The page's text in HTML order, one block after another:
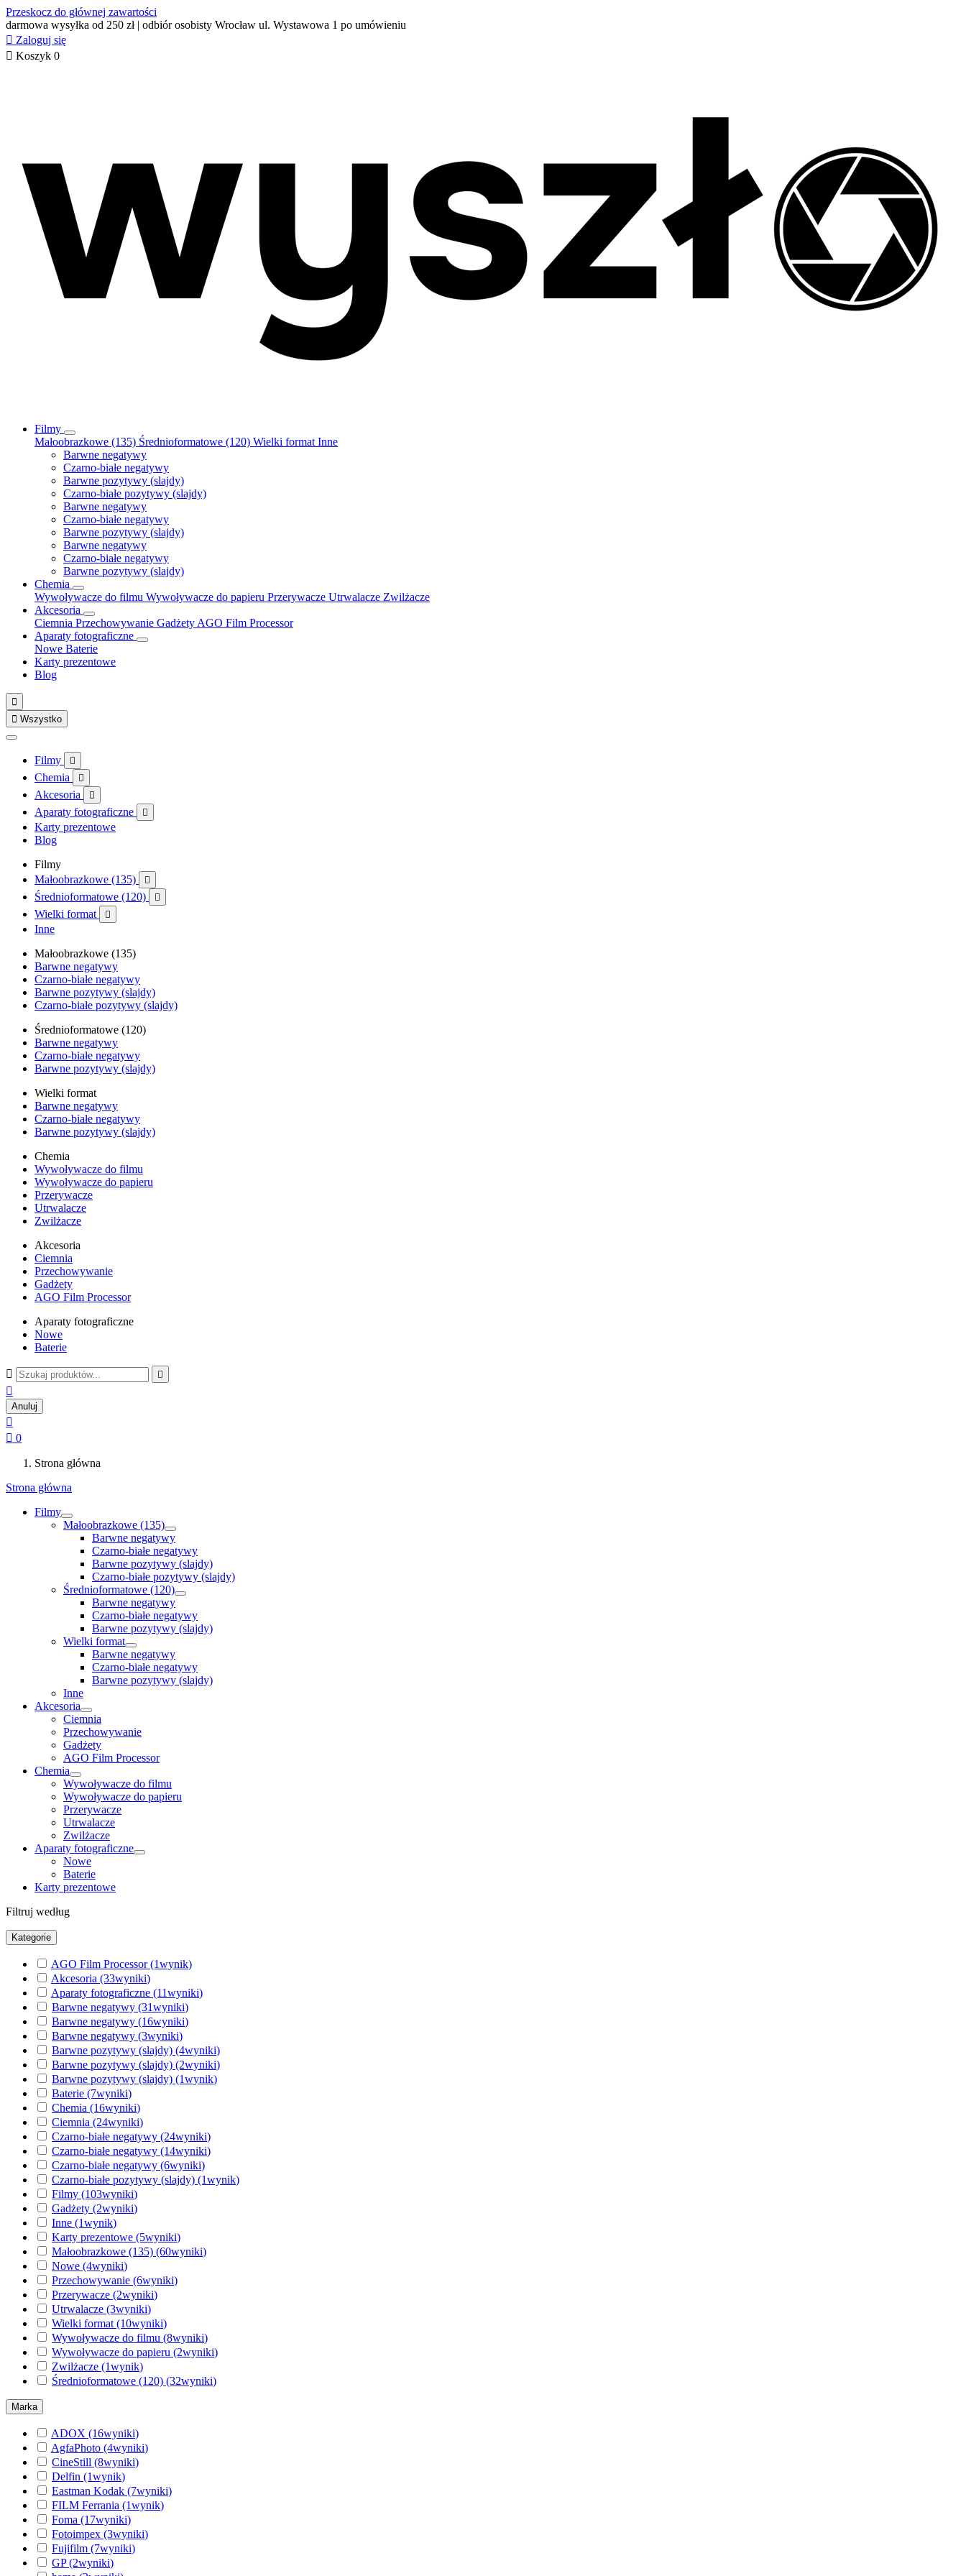
Przeskocz do głównej zawartości
darmowa wysyłka od 250 zł | odbiór osobisty Wrocław ul. Wystawowa 1 po umówieniu
 Zaloguj się
 Koszyk 0
Filmy
Małoobrazkowe (135) Średnioformatowe (120) Wielki format Inne
Barwne negatywy
Czarno-białe negatywy
Barwne pozytywy (slajdy)
Czarno-białe pozytywy (slajdy)
Barwne negatywy
Czarno-białe negatywy
Barwne pozytywy (slajdy)
Barwne negatywy
Czarno-białe negatywy
Barwne pozytywy (slajdy)
Chemia
Wywoływacze do filmu Wywoływacze do papieru Przerywacze Utrwalacze Zwilżacze
Akcesoria
Ciemnia Przechowywanie Gadżety AGO Film Processor
Aparaty fotograficzne
Nowe Baterie
Karty prezentowe
Blog

 Wszystko
Filmy 
Chemia 
Akcesoria 
Aparaty fotograficzne 
Karty prezentowe
Blog
Filmy
Małoobrazkowe (135)

Średnioformatowe (120) 
Wielki format 
Inne
Małoobrazkowe (135)
Barwne negatywy
Czarno-białe negatywy
Barwne pozytywy (slajdy)
Czarno-białe pozytywy (slajdy)
Średnioformatowe (120)
Barwne negatywy
Czarno-białe negatywy
Barwne pozytywy (slajdy)
Wielki format
Barwne negatywy
Czarno-białe negatywy
Barwne pozytywy (slajdy)
Chemia
Wywoływacze do filmu
Wywoływacze do papieru
Przerywacze
Utrwalacze
Zwilżacze
Akcesoria
Ciemnia
Przechowywanie
Gadżety
AGO Film Processor
Aparaty fotograficzne
Nowe
Baterie
 

Anuluj

 0
Strona główna
Strona główna
Filmy
Małoobrazkowe (135)
Barwne negatywy
Czarno-białe negatywy
Barwne pozytywy (slajdy)
Czarno-białe pozytywy (slajdy)
Średnioformatowe (120)
Barwne negatywy
Czarno-białe negatywy
Barwne pozytywy (slajdy)
Wielki format
Barwne negatywy
Czarno-białe negatywy
Barwne pozytywy (slajdy)
Inne
Akcesoria
Ciemnia
Przechowywanie
Gadżety
AGO Film Processor
Chemia
Wywoływacze do filmu
Wywoływacze do papieru
Przerywacze
Utrwalacze
Zwilżacze
Aparaty fotograficzne
Nowe
Baterie
Karty prezentowe
Filtruj według
Kategorie
AGO Film Processor(1wynik)
Akcesoria (33wyniki)
Aparaty fotograficzne (11wyniki)
Barwne negatywy (31wyniki)
Barwne negatywy (16wyniki)
Barwne negatywy (3wyniki)
Barwne pozytywy (slajdy) (4wyniki)
Barwne pozytywy (slajdy) (2wyniki)
Barwne pozytywy (slajdy) (1wynik)
Baterie (7wyniki)
Chemia (16wyniki)
Ciemnia (24wyniki)
Czarno-białe negatywy (24wyniki)
Czarno-białe negatywy (14wyniki)
Czarno-białe negatywy (6wyniki)
Czarno-białe pozytywy (slajdy) (1wynik)
Filmy (103wyniki)
Gadżety (2wyniki)
Inne (1wynik)
Karty prezentowe (5wyniki)
Małoobrazkowe (135) (60wyniki)
Nowe (4wyniki)
Przechowywanie (6wyniki)
Przerywacze (2wyniki)
Utrwalacze (3wyniki)
Wielki format (10wyniki)
Wywoływacze do filmu (8wyniki)
Wywoływacze do papieru (2wyniki)
Zwilżacze (1wynik)
Średnioformatowe (120) (32wyniki)
Marka
ADOX (16wyniki)
AgfaPhoto (4wyniki)
CineStill (8wyniki)
Delfin (1wynik)
Eastman Kodak (7wyniki)
FILM Ferrania (1wynik)
Foma (17wyniki)
Fotoimpex (3wyniki)
Fujifilm (7wyniki)
GP(2wyniki)